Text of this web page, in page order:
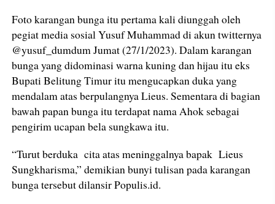
Foto karangan bunga itu pertama kali diunggah oleh
pegiat media sosial Yusuf Muhammad di akun twitternya
@yusuf_dumdum Jumat (27/1/2023). Dalam karangan
bunga yang didominasi warna kuning dan hijau itu eks
Bupati Belitung Timur itu mengucapkan duka yang
mendalam atas berpulangnya Lieus. Sementara di bagian
bawah papan bunga itu terdapat nama Ahok sebagai
pengirim ucapan bela sungkawa itu.
“Turut berduka cita atas meninggalnya bapak Lieus
Sungkharisma,” demikian bunyi tulisan pada karangan
bunga tersebut dilansir Populis.id.